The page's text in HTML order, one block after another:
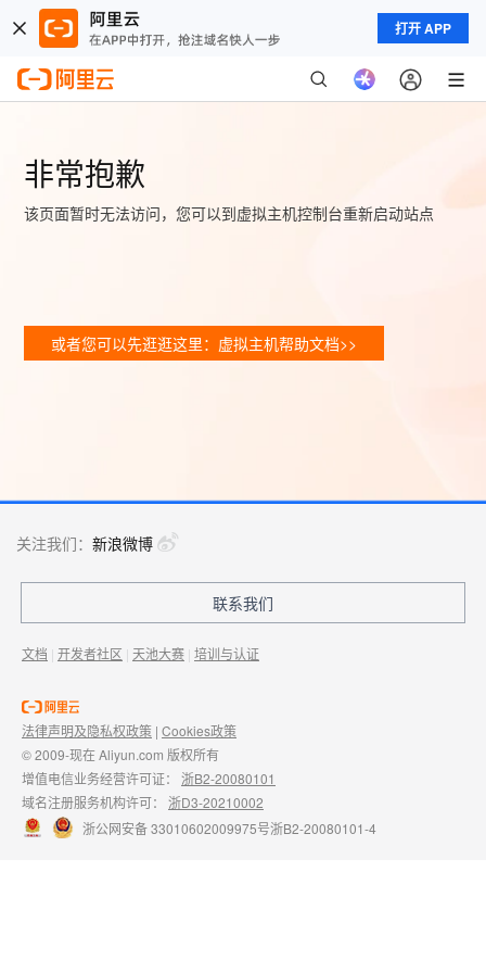
打开 APP
非常抱歉
该页面暂时无法访问，您可以到虚拟主机控制台重新启动站点
或者您可以先逛逛这里：虚拟主机帮助文档>>